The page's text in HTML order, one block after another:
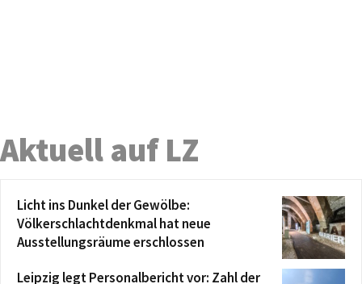
Aktuell auf LZ
Licht ins Dunkel der Gewölbe:
Völkerschlachtdenkmal hat neue
Ausstellungsräume erschlossen
Leipzig legt Personalbericht vor: Zahl der